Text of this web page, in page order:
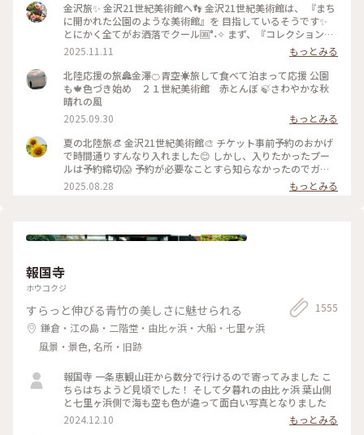
金沢旅✨ 金沢21世紀美術館へ👣 金沢21世紀美術館は、 『まち
に開かれた公園のような美術館』を 目指しているそうです✨
とにかく全てがお洒落でクール🆒°˖✧ まず、『コレクション展
2 文字の可能性』を鑑賞。 現代アート作品における「文字」
の表現に 焦点を当てて、文字が持つ可能性を 絵画、版画、
書、陶芸、映像など 様々な形式の作品を通して探求していま
す。 文字に関して多角的な視点から見た作品の数々、 こうい
う見方もあるんだ！と とても興味深かったです✨ また、
『SIDE CORE Living road, Living space / 生きている道、生き
るための場所』も鑑賞。 これは、アートチームSIDE COREの
展覧会で、 「道」や「移動」をテーマに、 ストリートカルチ
ャーの視点から 「異なる場所をつなぐ表現」、 「生きるため
の場所」を 美術館の中に創出することを目指しているそう✨
様々な角度から道や移動を見ている作品、 一体感もあってと
っても面白かったです！ 一日中いても楽しめる とっても素敵
所』 2025年10月18日(土) - 2026年3月15日(日) #金沢21世紀
#SIDECORELivingroadLivingspace/生きている道生きるため
2025.11.11
もっとみる
北陸応援の旅🏯金澤🍊青空☀️旅して食べて泊まって応援 公園
も🍁色づき始め ２１世紀美術館 赤とんぼ 🍃さわやかな秋
晴れの風
2025.09.30
もっとみる
夏の北陸旅👒 金沢21世紀美術館🎨‎ チケット事前予約のおかげ
で時間通りすんなり入れました😊 しかし、入りたかったプー
ルは予約締切😱 予約が必要なことすら知らなかったのでガッ
カリ💧 そうですよね、人気の美術館ですものね… そして雨の
ため、屋外でプールを上から覗くのも中止になっていました💧
み、上から覗くプールが見られるようになり急いで見学！ も
わいいラビットチェアや、憧れのアルネ・ヤコブセンデザイン
のアントチェアやスワンチェアに座れたのも満足✨ 女子トイレ
世紀美術館 #美術館 #金沢 #石川 #アートな景色
2025.08.28 もっとみる
報国寺
ホウコクジ
すらっと伸びる青竹の美しさに魅せられる
鎌倉・江の島・二階堂・由比ヶ浜・大船・七里ヶ浜
風景・景色, 名所・旧跡
1555
報国寺 一条恵観山荘から数分で行けるので寄ってみました こ
ちらはちようど見頃でした！ そして夕暮れの由比ヶ浜 葉山側
と七里ヶ浜側で海も空も色が違って面白い写真となりました
2024.12.10
もっとみる